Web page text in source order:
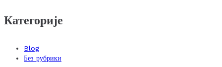
Категорије
Blog
Без рубрики